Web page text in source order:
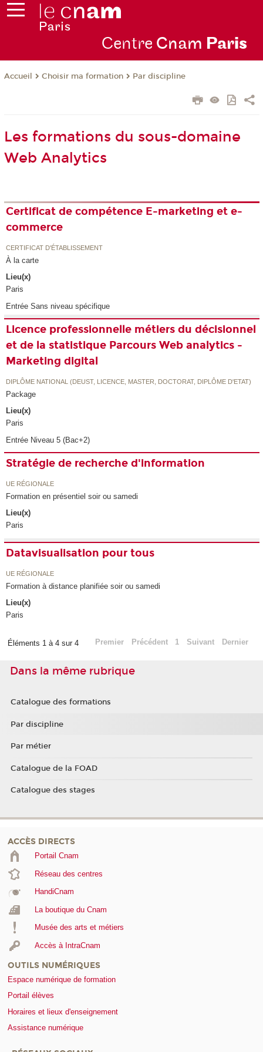
Centre Cnam Paris
Accueil Choisir ma formation Par discipline
Les formations du sous-domaine
Web Analytics
Certificat de compétence E-marketing et e-
commerce
CERTIFICAT D'ÉTABLISSEMENT
À la carte
Lieu(x)
Paris
Entrée Sans niveau spécifique
Licence professionnelle métiers du décisionnel
et de la statistique Parcours Web analytics -
Marketing digital
DIPLÔME NATIONAL (DEUST, LICENCE, MASTER, DOCTORAT, DIPLÔME D'ETAT)
Package
Lieu(x)
Paris
Entrée Niveau 5 (Bac+2)
Stratégie de recherche d'information
UE RÉGIONALE
Formation en présentiel soir ou samedi
Lieu(x)
Paris
Datavisualisation pour tous
UE RÉGIONALE
Formation à distance planifiée soir ou samedi
Lieu(x)
Paris
Éléments 1 à 4 sur 4 Premier Précédent 1 Suivant Dernier
Dans la même rubrique
Catalogue des formations
Par discipline
Par métier
Catalogue de la FOAD
Catalogue des stages
ACCÈS DIRECTS
Portail Cnam
Réseau des centres
HandiCnam
La boutique du Cnam
Musée des arts et métiers
Accès à IntraCnam
OUTILS NUMÉRIQUES
Espace numérique de formation
Portail élèves
Horaires et lieux d'enseignement
Assistance numérique